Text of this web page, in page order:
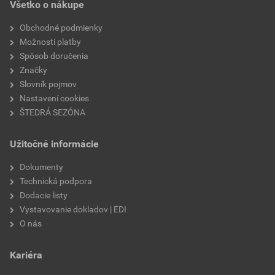
typ
značka
Všetko o nákupe
Obchodné podmienky
Možnosti platby
Spôsob doručenia
Značky
Slovník pojmov
Nastavení cookies
ŠTEDRÁ SEZÓNA
Užitočné informácie
Dokumenty
Technická podpora
Dodacie listy
Vystavovanie dokladov | EDI
O nás
Kariéra